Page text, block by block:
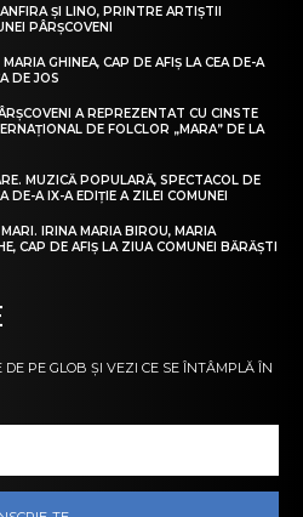
ȘI LINO, PRINTRE ARTIȘTII
PÂRȘCOVENI
GHINEA, CAP DE AFIȘ LA CEA DE-A
DE JOS
A REPREZENTAT CU CINSTE
DE FOLCLOR „MARA” DE LA
MUZICĂ POPULARĂ, SPECTACOL DE
DE-A IX-A EDIȚIE A ZILEI COMUNEI
IRINA MARIA BIROU, MARIA
CAP DE AFIȘ LA ZIUA COMUNEI BĂRĂȘTI
PE GLOB ȘI VEZI CE SE ÎNTÂMPLĂ ÎN